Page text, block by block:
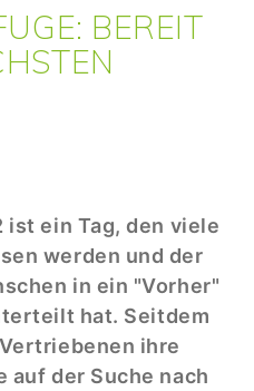
BEREIT
ist ein Tag, den viele
werden und der
in ein "Vorher"
hat. Seitdem
ihre
auf der Suche nach